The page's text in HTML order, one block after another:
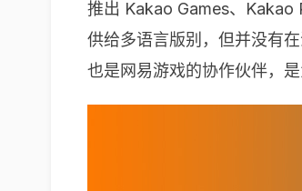
推出 Kakao Games、Kakao
供给多语言版别，但并没有
也是网易游戏的协作伙伴，